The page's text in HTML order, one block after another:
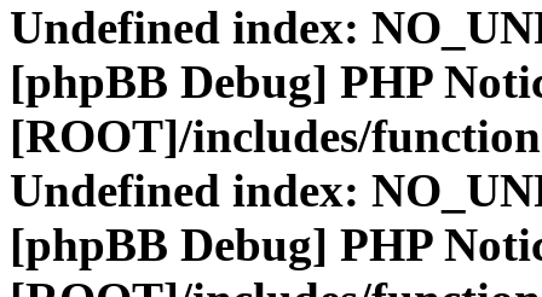
Undefined index:
[phpBB Debug] PHP
[ROOT]/includes/
Undefined index:
[phpBB Debug] PHP